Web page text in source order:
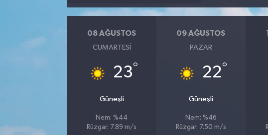
08 AĞUSTOS
CUMARTESI
23°
Güneşli
Nem: %44
Rüzgar: 7.89 m/s
09 AĞUSTOS
PAZAR
22°
Güneşli
Nem: %46
Rüzgar: 7.50 m/s